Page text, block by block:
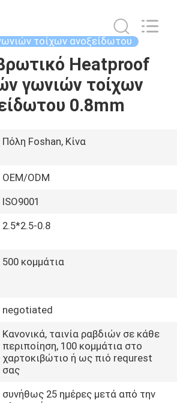
τοίχων ανοξείδωτου
Heatproof
γωνιών τοίχων
0.8mm
Πόλη Foshan, Κίνα
OEM/ODM
ISO9001
2.5*2.5-0.8
500 κομμάτια
negotiated
Κανονικά, ταινία ραβδιών σε κάθε
περιποίηση, 100 κομμάτια στο
χαρτοκιβώτιο ή ως πιό requrest
σας
συνήθως 25 ημέρες μετά από την